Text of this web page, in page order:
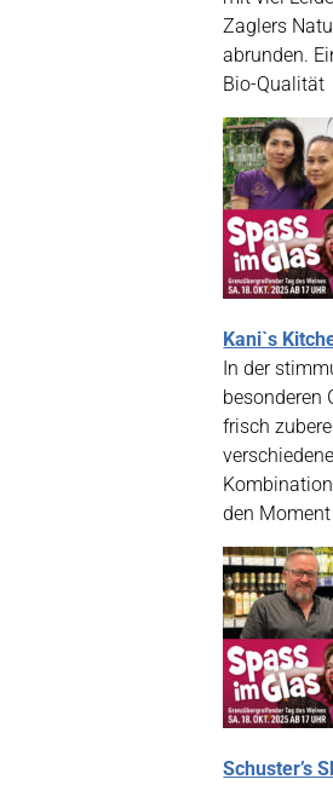
Zaglers
abrunden.
Bio-Qualität
Kani`s
In der
besonderen
frisch
den
Schuster’s